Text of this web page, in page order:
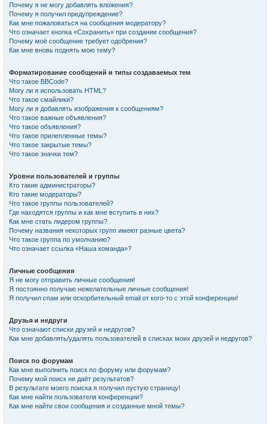
Почему я не могу добавлять вложения?
Почему я получил предупреждение?
Как мне пожаловаться на сообщения модератору?
Что означает кнопка «Сохранить» при создании сообщения?
Почему моё сообщение требует одобрения?
Как мне вновь поднять мою тему?
Форматирование сообщений и типы создаваемых тем
Что такое BBCode?
Могу ли я использовать HTML?
Что такое смайлики?
Могу ли я добавлять изображения к сообщениям?
Что такое важные объявления?
Что такое объявления?
Что такое прилепленные темы?
Что такое закрытые темы?
Что такое значки тем?
Уровни пользователей и группы
Кто такие администраторы?
Кто такие модераторы?
Что такое группы пользователей?
Где находятся группы и как мне вступить в них?
Как мне стать лидером группы?
Почему названия некоторых групп имеют разные цвета?
Что такое группа по умолчанию?
Что означает ссылка «Наша команда»?
Личные сообщения
Я не могу отправить личные сообщения!
Я постоянно получаю нежелательные личные сообщения!
Я получил спам или оскорбительный email от кого-то с этой конференции!
Друзья и недруги
Что означают списки друзей и недругов?
Как мне добавлять/удалять пользователей в списках моих друзей и недругов?
Поиск по форумам
Как мне выполнить поиск по форуму или форумам?
Почему мой поиск не даёт результатов?
В результате моего поиска я получил пустую страницу!
Как мне найти пользователя конференции?
Как мне найти свои сообщения и созданные мной темы?